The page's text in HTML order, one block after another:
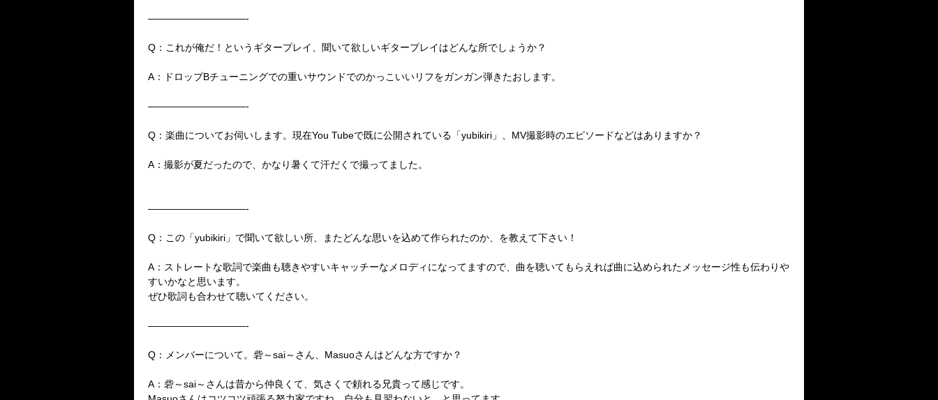
——————————-
Q：これが俺だ！というギタープレイ、聞いて欲しいギタープレイはどんな所でしょうか？
A：ドロップBチューニングでの重いサウンドでのかっこいいリフをガンガン弾きたおします。
——————————-
Q： 楽曲についてお伺いします。現在You Tubeで既に公開されている「yubikiri」、MV撮影時のエピソードなどはありますか？
A：撮影が夏だったので、かなり暑くて汗だくで撮ってました。
——————————-
Q：この「yubikiri」で聞いて欲しい所、またどんな思いを込めて作られたのか、を教えて下さい！
A：ストレートな歌詞で楽曲も聴きやすいキャッチーなメロディになってますので、曲を聴いてもらえれば曲に込められたメッセージ性も伝わりや
すいかなと思います。
ぜひ歌詞も合わせて聴いてください。
——————————-
Q：メンバーについて。砦～sai～さん、Masuoさんはどんな方ですか？
A：砦～sai～さんは昔から仲良くて、気さくで頼れる兄貴って感じです。